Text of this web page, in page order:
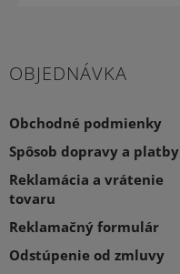
OBJEDNÁVKA
Obchodné podmienky
Spôsob dopravy a platby
Reklamácia a vrátenie
tovaru
Reklamačný formulár
Odstúpenie od zmluvy